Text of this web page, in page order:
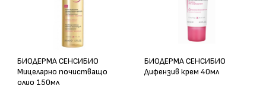
БИОДЕРМА СЕНСИБИО
Мицеларно почистващо
олио 150мл
БИОДЕРМА СЕНСИБИО
Дифензив крем 40мл